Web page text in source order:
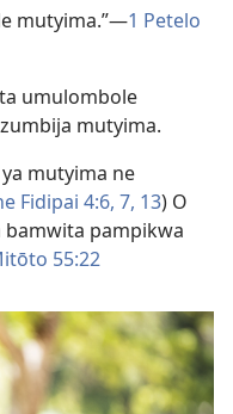
mutyima.”—1 Petelo
umulombole
mutyima.
mutyima ne
Fidipai 4:6, 7, 13) O
pampikwa
55:22